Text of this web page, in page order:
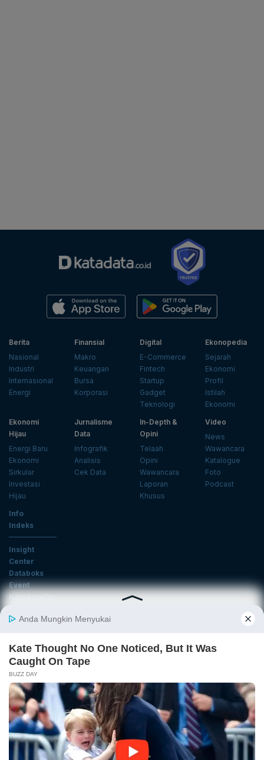
Berita
Nasional
Industri
Internasional
Energi
Finansial
Makro
Keuangan
Bursa
Korporasi
Digital
E-Commerce
Fintech
Startup
Gadget
Teknologi
Ekonopedia
Sejarah
Ekonomi
Profil
Istilah
Ekonomi
Ekonomi
Hijau
Energi Baru
Ekonomi
Sirkular
Investasi
Hijau
Jurnalisme
Data
Infografik
Analisis
Cek Data
In-Depth &
Opini
Telaah
Opini
Wawancara
Laporan
Khusus
Video
News
Wawancara
Katalogue
Foto
Podcast
Info
Indeks
Insight
Center
Databoks
Event
KatadataOto
Email
Tentang Katadata Advertising
Pedoman Media Siber
Kebijakan Privasi
Disclaimer
Hubungi Kami
©2026 Katadata. Hak cipta dilindungi Undang-undang.